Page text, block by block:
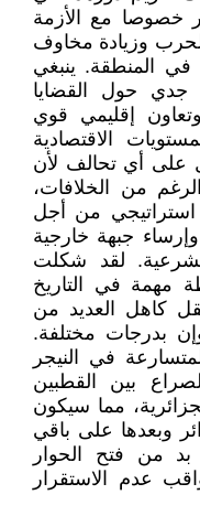
خصوصا مع الأزمة
وزيادة مخاوف
في المنطقة. ينبغي
جدي حول القضايا
إقليمي قوي
الاقتصادية
على أي تحالف لأن
من الخلافات،
استراتيجي من أجل
جبهة خارجية
لقد شكلت
مهمة في التاريخ
كاهل العديد من
بدرجات مختلفة.
في النيجر
بين القطبين
مما سيكون
وبعدها على باقي
بد من فتح الحوار
عدم الاستقرار